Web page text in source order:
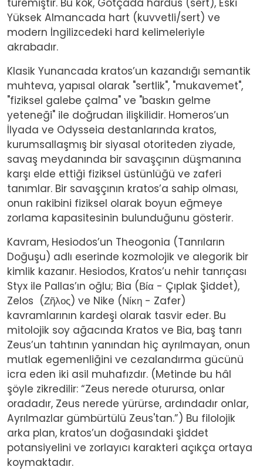
türemiştir. Bu kök, Gotçada hardus (sert), Eski
Yüksek Almancada hart (kuvvetli/sert) ve
modern İngilizcedeki hard kelimeleriyle
akrabadır.
Klasik Yunancada kratos’un kazandığı semantik
muhteva, yapısal olarak "sertlik", "mukavemet",
"fiziksel galebe çalma" ve "baskın gelme
yeteneği" ile doğrudan ilişkilidir. Homeros’un
İlyada ve Odysseia destanlarında kratos,
kurumsallaşmış bir siyasal otoriteden ziyade,
savaş meydanında bir savaşçının düşmanına
karşı elde ettiği fiziksel üstünlüğü ve zaferi
tanımlar. Bir savaşçının kratos’a sahip olması,
onun rakibini fiziksel olarak boyun eğmeye
zorlama kapasitesinin bulunduğunu gösterir.
Kavram, Hesiodos’un Theogonia (Tanrıların
Doğuşu) adlı eserinde kozmolojik ve alegorik bir
kimlik kazanır. Hesiodos, Kratos’u nehir tanrıçası
Styx ile Pallas’ın oğlu; Bia (Βία - Çıplak Şiddet),
Zelos (Ζῆλος) ve Nike (Νίκη - Zafer)
kavramlarının kardeşi olarak tasvir eder. Bu
mitolojik soy ağacında Kratos ve Bia, baş tanrı
Zeus’un tahtının yanından hiç ayrılmayan, onun
mutlak egemenliğini ve cezalandırma gücünü
icra eden iki asil muhafızdır. (Metinde bu hâl
şöyle zikredilir: “Zeus nerede oturursa, onlar
oradadır, Zeus nerede yürürse, ardındadır onlar,
Ayrılmazlar gümbürtülü Zeus'tan.”) Bu filolojik
arka plan, kratos’un doğasındaki şiddet
potansiyelini ve zorlayıcı karakteri açıkça ortaya
koymaktadır.